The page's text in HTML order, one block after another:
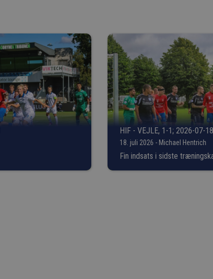
HIF - VEJLE, 1-1; 2026-07-18
18. juli 2026 - Michael Hentrich
Fin indsats i sidste